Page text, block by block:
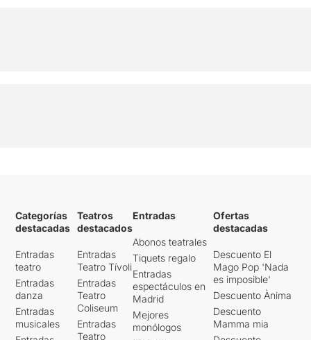
Categorías
destacadas
Entradas
teatro
Entradas
danza
Entradas
musicales
Teatros
destacados
Entradas
Teatro Tívoli
Entradas
Teatro
Coliseum
Entradas
Teatro
Entradas
Abonos teatrales
Tiquets regalo
Entradas
espectáculos en
Madrid
Mejores
monólogos
Ofertas
destacadas
Descuento El
Mago Pop 'Nada
es imposible'
Descuento Ànima
Descuento
Mamma mia